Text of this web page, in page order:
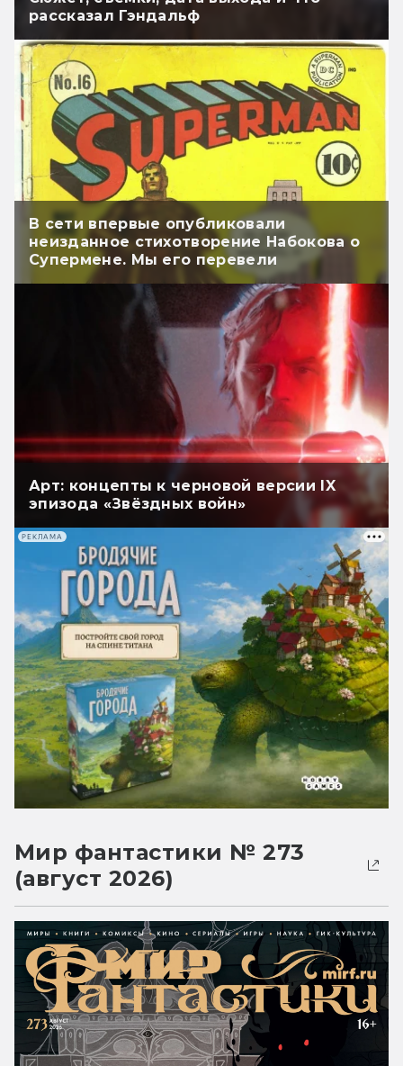
рассказал Гэндальф
В сети впервые опубликовали
неизданное стихотворение Набокова о
Супермене. Мы его перевели
Арт: концепты к черновой версии IX
эпизода «Звёздных войн»
РЕКЛАМА
Мир фантастики № 273
(август 2026)